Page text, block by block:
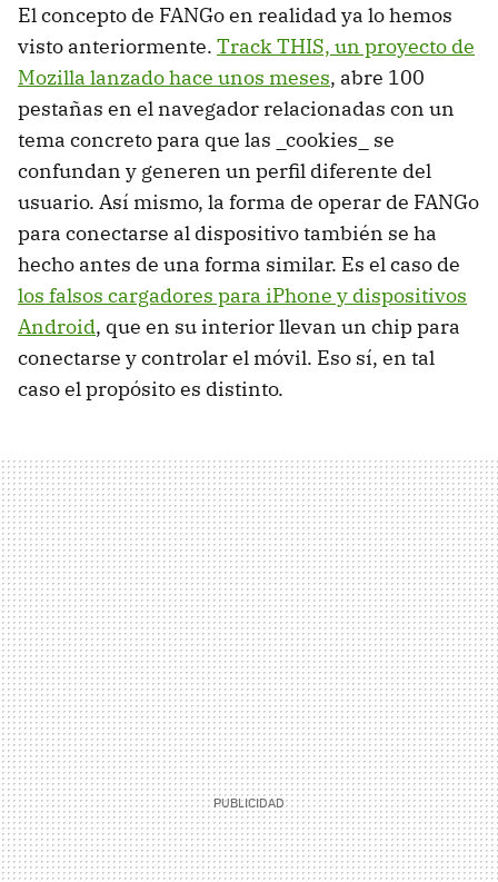
El concepto de FANGo en realidad ya lo hemos
visto anteriormente. Track THIS, un proyecto de
Mozilla lanzado hace unos meses, abre 100
pestañas en el navegador relacionadas con un
tema concreto para que las _cookies_ se
confundan y generen un perfil diferente del
usuario. Así mismo, la forma de operar de FANGo
para conectarse al dispositivo también se ha
hecho antes de una forma similar. Es el caso de
los falsos cargadores para iPhone y dispositivos
Android, que en su interior llevan un chip para
conectarse y controlar el móvil. Eso sí, en tal
caso el propósito es distinto.